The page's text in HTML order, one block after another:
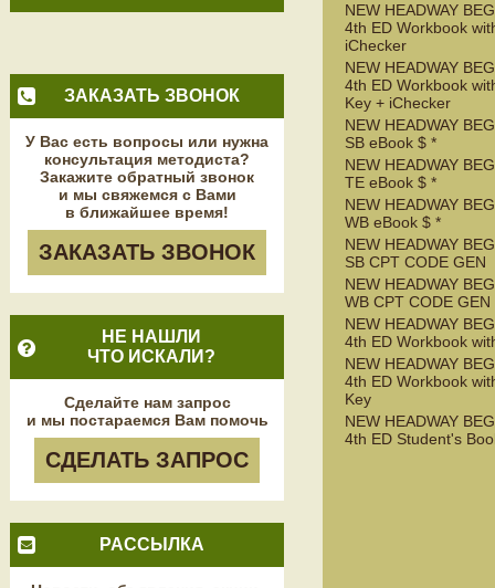
ЗАКАЗАТЬ ЗВОНОК
У Вас есть вопросы или нужна
консультация методиста?
Закажите обратный звонок
и мы свяжемся с Вами
в ближайшее время!
ЗАКАЗАТЬ ЗВОНОК
НЕ НАШЛИ
ЧТО ИСКАЛИ?
Сделайте нам запрос
и мы постараемся Вам помочь
СДЕЛАТЬ ЗАПРОС
РАССЫЛКА
NEW HEADWAY
4th ED Workbook
iChecker
NEW HEADWAY
4th ED Workbook
Key + iChecker
NEW HEADWAY
SB eBook $ *
NEW HEADWAY
TE eBook $ *
NEW HEADWAY
WB eBook $ *
NEW HEADWAY
SB CPT CODE GEN
NEW HEADWAY
WB CPT CODE GEN
NEW HEADWAY
4th ED Workbook
NEW HEADWAY
4th ED Workbook
Key
NEW HEADWAY
4th ED Student's